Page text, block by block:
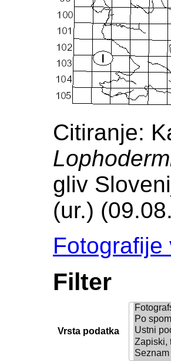
Citiranje:
gliv
(ur.)
Fotografije
Filter
Vrsta podatka